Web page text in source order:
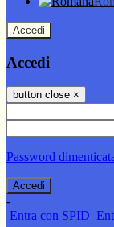
Accedi
Accedi
button close ×
Password
-
Entra con SPID